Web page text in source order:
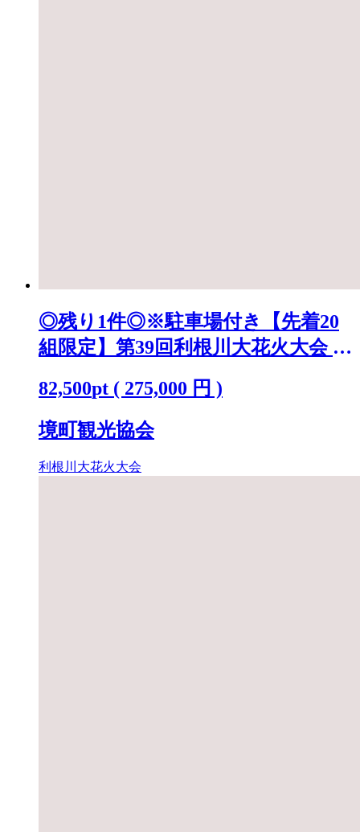
◎残り1件◎※駐車場付き【先着20
組限定】第39回利根川大花火大会 観
(ペア)] K2442
82,500pt ( 275,000 円 )
境町観光協会
利根川大花火大会